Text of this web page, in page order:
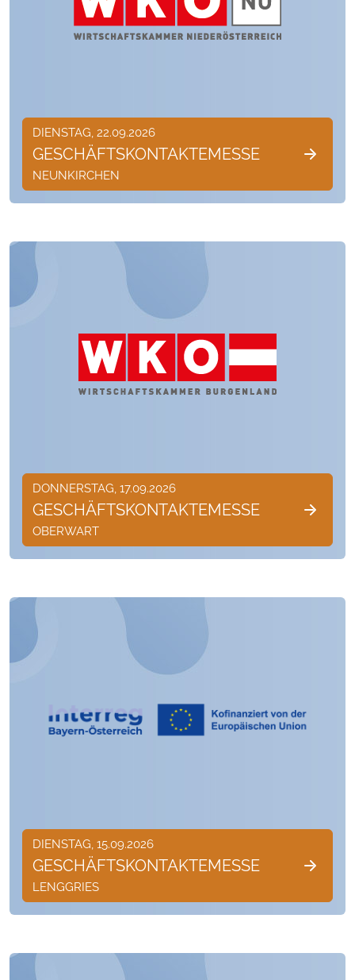
DIENSTAG, 22.09.2026
GESCHÄFTSKONTAKTEMESSE
NEUNKIRCHEN
DONNERSTAG, 17.09.2026
GESCHÄFTSKONTAKTEMESSE
OBERWART
DIENSTAG, 15.09.2026
GESCHÄFTSKONTAKTEMESSE
LENGGRIES